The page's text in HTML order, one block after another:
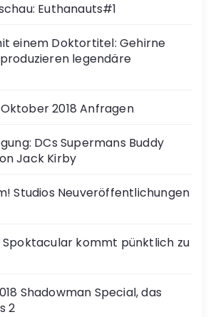
Euthanauts#1
einem Doktortitel: Gehirne
legendäre
2018 Anfragen
DCs Supermans Buddy
Jack Kirby
Studios Neuveröffentlichungen
kommt pünktlich zu
Shadowman Special, das
2